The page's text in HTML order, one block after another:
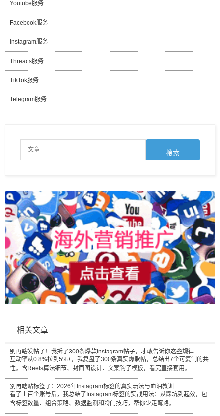
Youtube服务
Facebook服务
Instagram服务
Threads服务
TikTok服务
Telegram服务
相关文章
别再瞎发帖了！我拆了300条爆款Instagram帖子，才敢告诉你这些规律
互动率从0.8%拉到5%+，我复盘了300条真实爆款帖，总结出7个可复制的共
性。含Reels算法细节、封面图设计、文案钩子模板，看完直接套用。
别再瞎贴标签了：2026年Instagram标签的真实玩法与血泪教训
看了上百个账号后，我总结了Instagram标签的实战用法：从踩坑到起效，包
含标签数量、组合策略、数据监测和冷门技巧，帮你少走弯路。